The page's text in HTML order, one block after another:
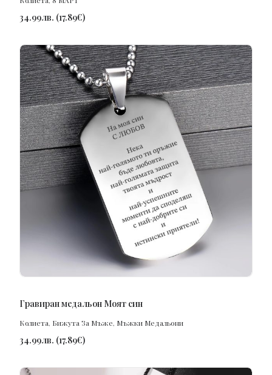
34.99лв. (17.89€)
ПОРЪЧАЙ
Гравиран медальон Моят син
Колиета, Бижута За Мъже, Мъжки Медальони
34.99лв. (17.89€)